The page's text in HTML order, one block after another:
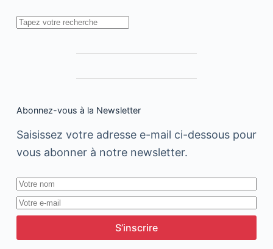
Rechercher
Abonnez-vous à la Newsletter
Saisissez votre adresse e-mail ci-dessous pour
vous abonner à notre newsletter.
S’inscrire